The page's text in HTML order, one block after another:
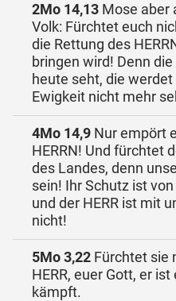
2Mo 14,13 Mose aber
Volk: Fürchtet euch
die Rettung des
bringen wird! Denn
heute seht, die
Ewigkeit nicht mehr
4Mo 14,9 Nur empört
HERRN! Und fürchtet
des Landes, denn
sein! Ihr Schutz ist
und der HERR ist mit
nicht!
5Mo 3,22 Fürchtet sie
HERR, euer Gott, er
kämpft.